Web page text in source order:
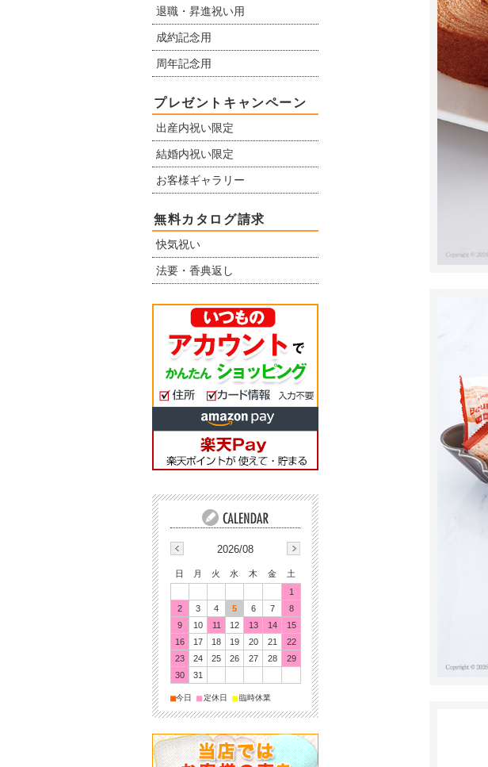
退職・昇進祝い用
成約記念用
周年記念用
プレゼントキャンペーン
出産内祝い限定
結婚内祝い限定
お客様ギャラリー
無料カタログ請求
快気祝い
法要・香典返し
2026/08
日 月 火 水 木 金
土
1
2
3 4 5 6 7
8
9
10 11 12 13 14
15
16
17 18 19 20 21
22
23
24 25 26 27 28
29
30
31
■今日 ■定休日 ■臨時休業